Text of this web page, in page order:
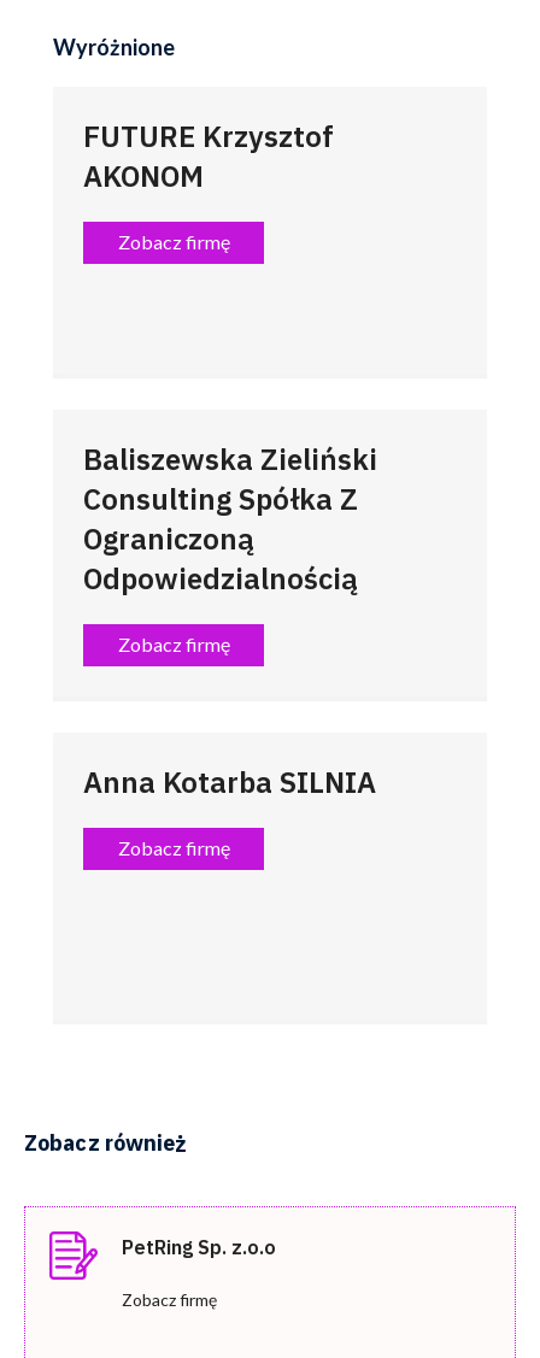
Wyróżnione
FUTURE Krzysztof
AKONOM
Zobacz firmę
Baliszewska Zieliński
Consulting Spółka Z
Ograniczoną
Odpowiedzialnością
Zobacz firmę
Anna Kotarba SILNIA
Zobacz firmę
Zobacz również
PetRing Sp. z.o.o
Zobacz firmę